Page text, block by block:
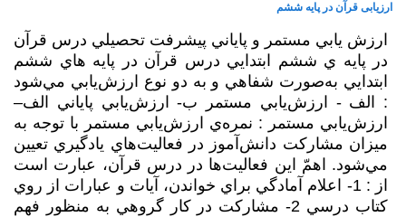
ارزیابی قرآن در پایه ششم
ارزش يابي مستمر و پاياني پيشرفت تحصيلي درس قرآن
در پايه ي ششم ابتدايي درس قرآن در پايه‌ هاي ششم
ابتدايي به‌صورت شفاهي و به دو نوع ارزش‌يابي مي‌شود
: الف - ارزش‌يابي مستمر ب- ارزش‌يابي پاياني الف–
ارزش‌يابي مستمر : نمره‌ي ارزش‌يابي مستمر با توجه به
ميزان مشاركت دانش‌آموز در فعاليت‌هاي يادگيري تعيين
مي‌شود. اهمّ اين فعاليت‌ها در درس قرآن، عبارت است
از : 1- اعلام آمادگي براي خواندن، آيات و عبارات از روي
كتاب درسي 2- مشاركت در كار گروهي به منظور فهم